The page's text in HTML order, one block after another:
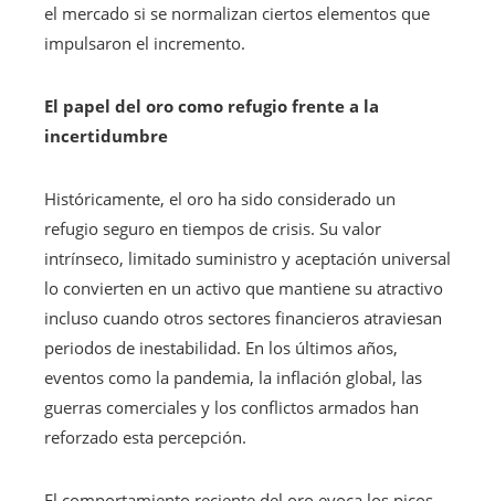
el mercado si se normalizan ciertos elementos que
impulsaron el incremento.
El papel del oro como refugio frente a la
incertidumbre
Históricamente, el oro ha sido considerado un
refugio seguro en tiempos de crisis. Su valor
intrínseco, limitado suministro y aceptación universal
lo convierten en un activo que mantiene su atractivo
incluso cuando otros sectores financieros atraviesan
periodos de inestabilidad. En los últimos años,
eventos como la pandemia, la inflación global, las
guerras comerciales y los conflictos armados han
reforzado esta percepción.